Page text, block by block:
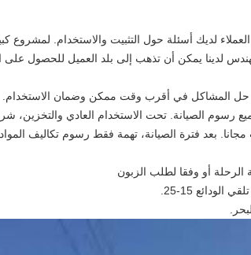
لديك أسئلة حول التثبيت والاستخدام.
لمشروع
لدينا يمكن أن تذهب إلى بلد العميل للحصول على
حل المشاكل في أقرب وقت ممكن وضمان الاستخدام.
رسوم الصيانة. تحت الاستخدام العادي والتخزين،
بعد فترة الصيانة، تهمة فقط رسوم تكاليف
الرحلة أو وفقا لطلب الزبون
15-25.